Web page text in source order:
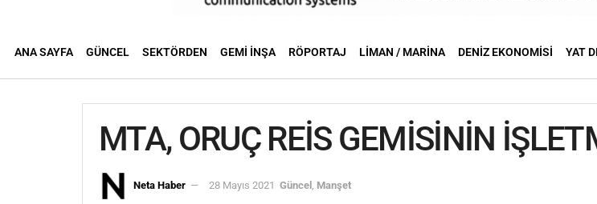
ANA SAYFA GÜNCEL SEKTÖRDEN GEMI İNŞA RÖPORTAJ LIMAN / MARINA DENIZ EKONOMISI YAT
MTA, ORUÇ REİS GEMİSİNİN
Neta Haber 28 Mayıs 2021 Güncel Manşet